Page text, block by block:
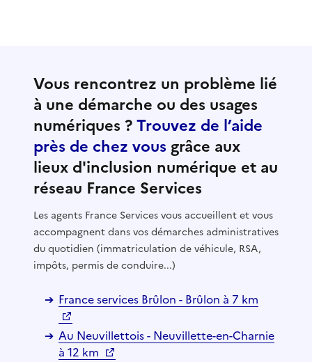
Vous rencontrez un problème lié
à une démarche ou des usages
numériques ?Trouvez de l’aide
près de chez vous grâce aux
lieux d'inclusion numérique et au
réseau France Services
Les agents France Services vous accueillent et vous
accompagnent dans vos démarches administratives
du quotidien (immatriculation de véhicule, RSA,
impôts, permis de conduire...)
France services Brûlon - Brûlon à 7 km
Au Neuvillettois - Neuvillette-en-Charnie
à 12 km